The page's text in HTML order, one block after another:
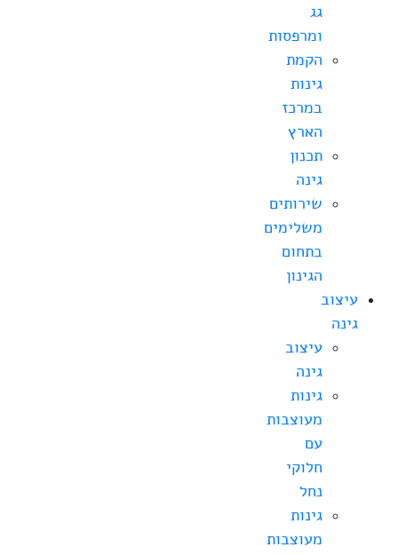
גג
ומרפסות
הקמת
גינות
במרכז
הארץ
תכנון
גינה
שירותים
משלימים
בתחום
הגינון
עיצוב
גינה
עיצוב
גינה
גינות
מעוצבות
עם
חלוקי
נחל
גינות
מעוצבות